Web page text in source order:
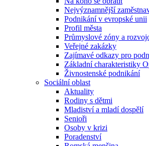
Nejvýznamnější
Podnikání v evropské unii
Profil města
Průmyslové zóny a
Veřejné zakázky
Zajímavé odkazy pro
Základní charakteristiky
Živnostenské podnikání
Sociální oblast
Aktuality
Rodiny s dětmi
Mladiství a mladí dospělí
Senioři
Osoby v krizi
Poradenství